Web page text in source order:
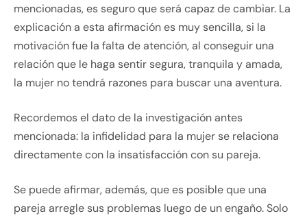
mencionadas, es seguro que será capaz de cambiar. La
explicación a esta afirmación es muy sencilla, si la
motivación fue la falta de atención, al conseguir una
relación que le haga sentir segura, tranquila y amada,
la mujer no tendrá razones para buscar una aventura.
Recordemos el dato de la investigación antes
mencionada: la infidelidad para la mujer se relaciona
directamente con la insatisfacción con su pareja.
Se puede afirmar, además, que es posible que una
pareja arregle sus problemas luego de un engaño. Solo